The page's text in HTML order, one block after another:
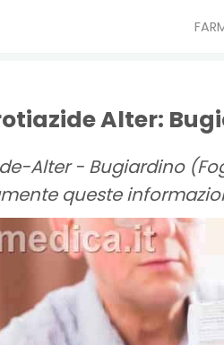
Alter:
Alter - Bugiardino
queste